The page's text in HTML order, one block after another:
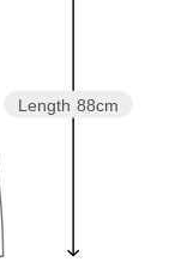
Length 88cm